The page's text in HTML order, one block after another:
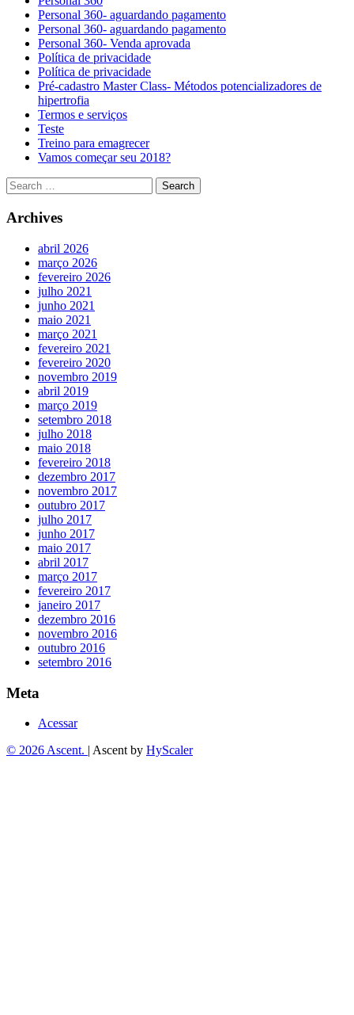
Personal 360- aguardando pagamento
Personal 360- aguardando pagamento
Personal 360- Venda aprovada
Política de privacidade
Política de privacidade
Pré-cadastro Master Class- Métodos potencializadores de
hipertrofia
Termos e serviços
Teste
Treino para emagrecer
Vamos começar seu 2018?
Archives
abril 2026
março 2026
fevereiro 2026
julho 2021
junho 2021
maio 2021
março 2021
fevereiro 2021
fevereiro 2020
novembro 2019
abril 2019
março 2019
setembro 2018
julho 2018
maio 2018
fevereiro 2018
dezembro 2017
novembro 2017
outubro 2017
julho 2017
junho 2017
maio 2017
abril 2017
março 2017
fevereiro 2017
janeiro 2017
dezembro 2016
novembro 2016
outubro 2016
setembro 2016
Meta
Acessar
© 2026 Ascent. | Ascent by HyScaler